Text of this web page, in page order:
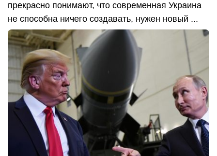
прекрасно понимают, что современная Украина
не способна ничего создавать, нужен новый ...